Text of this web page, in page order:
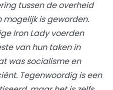
tussen de overheid
is geworden.
Iron Lady voerden
van hun taken in
was socialisme en
Tegenwoordig is een